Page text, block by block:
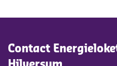
Contact